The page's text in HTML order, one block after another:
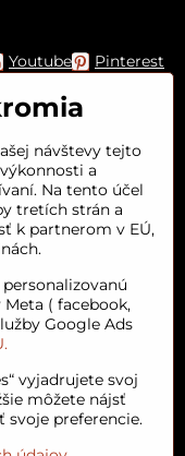
Youtube Pinterest
návštevy tejto
a
Na tento účel
tretích strán a
k partnerom v EÚ,
( facebook,
Google Ads
vyjadrujete svoj
môžete nájsť
svoje preferencie.